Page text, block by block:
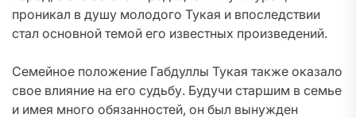
проникал в душу молодого Тукая и впоследствии
стал основной темой его известных произведений.
Семейное положение Габдуллы Тукая также оказало
свое влияние на его судьбу. Будучи старшим в семье
и имея много обязанностей, он был вынужден